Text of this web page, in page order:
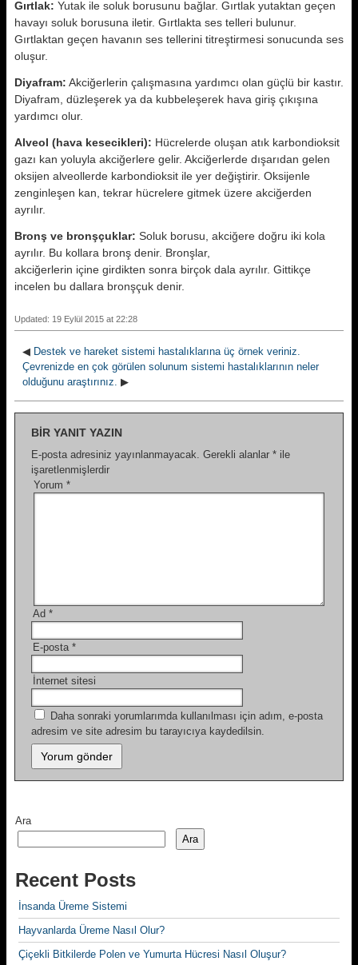
Gırtlak: Yutak ile soluk borusunu bağlar. Gırtlak yutaktan geçen
havayı soluk borusuna iletir. Gırtlakta ses telleri bulunur.
Gırtlaktan geçen havanın ses tellerini titreştirmesi sonucunda ses
oluşur.
Diyafram: Akciğerlerin çalışmasına yardımcı olan güçlü bir kastır.
Diyafram, düzleşerek ya da kubbeleşerek hava giriş çıkışına
yardımcı olur.
Alveol (hava kesecikleri): Hücrelerde oluşan atık karbondioksit
gazı kan yoluyla akciğerlere gelir. Akciğerlerde dışarıdan gelen
oksijen alveollerde karbondioksit ile yer değiştirir. Oksijenle
zenginleşen kan, tekrar hücrelere gitmek üzere akciğerden
ayrılır.
Bronş ve bronşçuklar: Soluk borusu, akciğere doğru iki kola
ayrılır. Bu kollara bronş denir. Bronşlar,
akciğerlerin içine girdikten sonra birçok dala ayrılır. Gittikçe
incelen bu dallara bronşçuk denir.
Updated: 19 Eylül 2015 at 22:28
◀ Destek ve hareket sistemi hastalıklarına üç örnek veriniz.
Çevrenizde en çok görülen solunum sistemi hastalıklarının neler
olduğunu araştırınız. ▶
BIR YANIT YAZIN
E-posta adresiniz yayınlanmayacak. Gerekli alanlar * ile
işaretlenmişlerdir
Yorum *
Ad *
E-posta *
İnternet sitesi
Daha sonraki yorumlarımda kullanılması için adım, e-posta
adresim ve site adresim bu tarayıcıya kaydedilsin.
Ara
Ara
Recent Posts
İnsanda Üreme Sistemi
Hayvanlarda Üreme Nasıl Olur?
Çiçekli Bitkilerde Polen ve Yumurta Hücresi Nasıl Oluşur?